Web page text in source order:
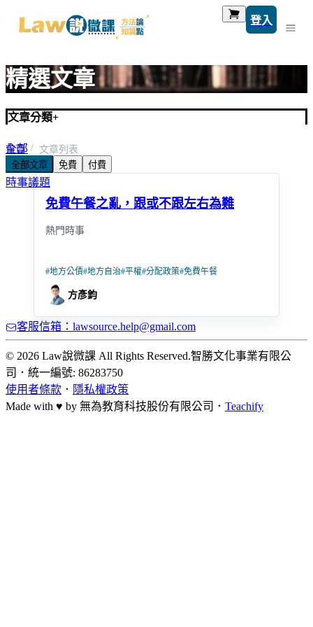
登入
精選文章
文章分類+
全部
考題解析
時事議題
首頁
文章列表
全部文章
免費 付費
免費午餐之亂，跟或不跟左右為難
熱門時事
#地方公債#地方自治#平權#分配政策#免費午餐
方彥鈞
客服信箱：lawsource.help@gmail.com
© 2026 Law說微課 All Rights Reserved.智勝文化事業有限公
司 ． 統一編號: 86283750
使用者條款 ． 隱私權政策
Made with ♥ by 無為教育科技股份有限公司． Teachify